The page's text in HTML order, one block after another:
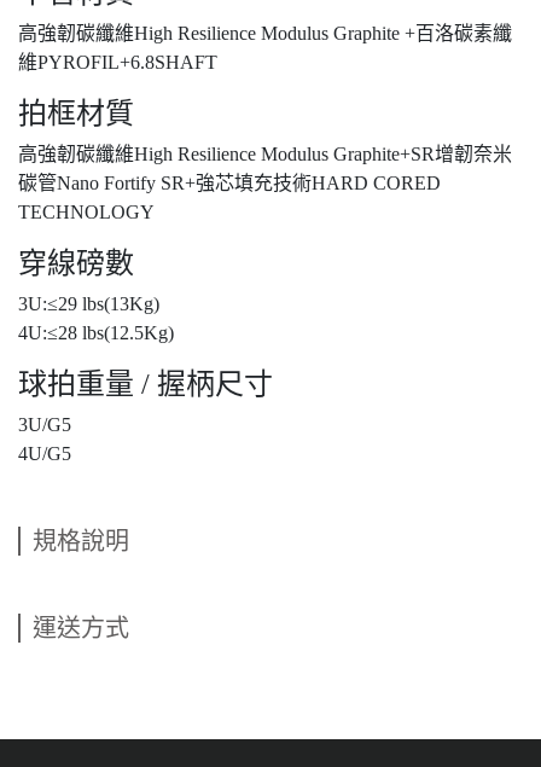
高強韌碳纖維High Resilience Modulus Graphite +百洛碳素纖
維PYROFIL+6.8SHAFT
拍框材質
高強韌碳纖維High Resilience Modulus Graphite+SR增韌奈米
碳管Nano Fortify SR+強芯填充技術HARD CORED
TECHNOLOGY
穿線磅數
3U:≤29 lbs(13Kg)
4U:≤28 lbs(12.5Kg)
球拍重量 / 握柄尺寸
3U/G5
4U/G5
規格說明
運送方式